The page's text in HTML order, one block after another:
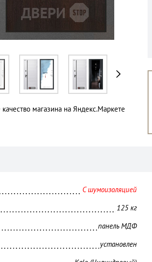
С шумоизоляцией
125 кг
панель МДФ
установлен